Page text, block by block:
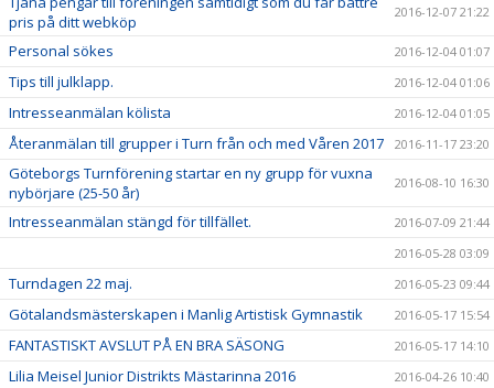
pris på ditt webköp
2016-12-07 21:22
Personal sökes 2016-12-04 01:07
Tips till julklapp. 2016-12-04 01:06
Intresseanmälan kölista 2016-12-04 01:05
Återanmälan till grupper i Turn från och med Våren 2017 2016-11-17 23:20
Göteborgs Turnförening startar en ny grupp för vuxna
nybörjare (25-50 år)
2016-08-10 16:30
Intresseanmälan stängd för tillfället.
2016-07-09 21:44
2016-05-28 03:09
Turndagen 22 maj. 2016-05-23 09:44
Götalandsmästerskapen i Manlig Artistisk Gymnastik 2016-05-17 15:54
FANTASTISKT AVSLUT PÅ EN BRA SÄSONG 2016-05-17 14:10
Lilia Meisel Junior Distrikts Mästarinna 2016 2016-04-26 10:40